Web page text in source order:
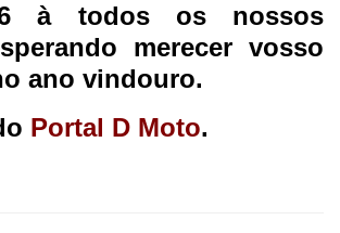
à todos os nossos
merecer vosso
ano vindouro.
Portal D Moto.